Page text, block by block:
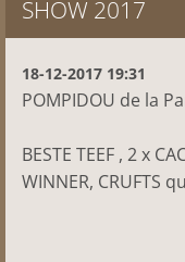
SHOW 2017
18-12-2017 19:31
POMPIDOU de la
BESTE TEEF , 2 x
WINNER, CRUFTS